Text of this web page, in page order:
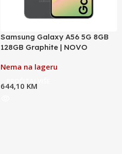
Samsung Galaxy A56 5G 8GB
128GB Graphite | NOVO
Nema na lageru
644,10 KM